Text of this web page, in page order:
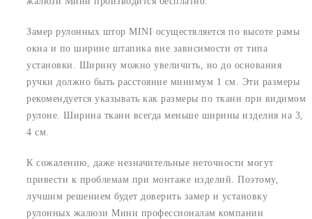
Замер рулонных штор MINI осуществляется по высоте рамы
окна и по ширине штапика вне зависимости от типа
установки. Ширину можно увеличить, но до основания
ручки должно быть расстояние минимум 1 см. Эти размеры
рекомендуется указывать как размеры по ткани при видимом
рулоне. Ширина ткани всегда меньше ширины изделия на 3,
4 см.
К сожалению, даже незначительные неточности могут
привести к проблемам при монтаже изделий. Поэтому,
лучшим решением будет доверить замер и установку
рулонных жалюзи Мини профессионалам компании